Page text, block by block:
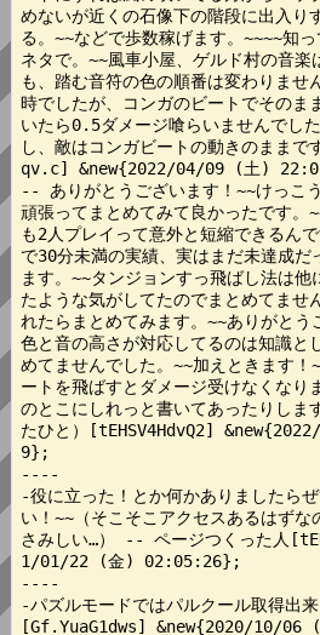
めないが近くの石像下の階段に出入り
る。~~などで歩数稼げます。~~~~知
ネタで。~~風車小屋、ゲルド村の音楽
も、踏む音符の色の順番は変わりませ
時でしたが、コンガのビートでそのま
いたら0.5ダメージ喰らいませんでし
し、敵はコンガビートの動きのまま
qv.c] &new{2022/04/09 (土)
-- ありがとうございます！~~けっこ
頑張ってまとめてみて良かったです。
も2人プレイって意外と短縮できるん
で30分未満の実績、実はまだ未達成だ
ます。~~タンジョンすっ飛ばし法は他
たような気がしてたのでまとめてませ
れたらまとめてみます。~~ありがとう
色と音の高さが対応してるのは知識と
めてませんでした。~~加えときます！
ートを飛ばすとダメージ受けなくなり
のとこにしれっと書いてあったりし
たひと）[tEHSV4HdvQ2]
9};
----
-役に立った！とか何かありましたら
い！~~（そこそこアクセスあるはずな
さみしい…） -- ページつくった人
1/01/22 (金) 02:05:26};
----
-パズルモードではパルクール取得出
[Gf.YuaG1dws] &new{2020/10/